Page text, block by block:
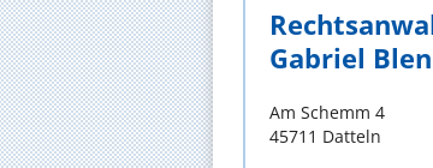
Gabriel
Am Schemm 4
45711 Datteln